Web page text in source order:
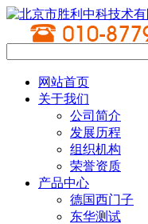
网站首页
关于我们
公司简介
发展历程
组织机构
荣誉资质
产品中心
德国西门子
东华测试